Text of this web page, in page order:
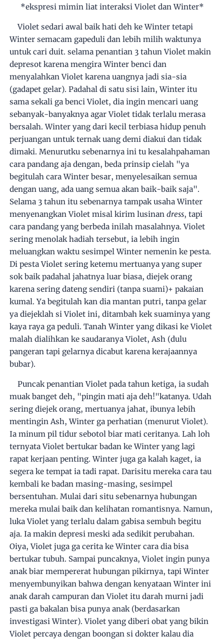
*ekspresi mimin liat interaksi Violet dan Winter*
Violet sedari awal baik hati deh ke Winter tetapi
Winter semacam gapeduli dan lebih milih waktunya
untuk cari duit. selama penantian 3 tahun Violet makin
depresot karena mengira Winter benci dan
menyalahkan Violet karena uangnya jadi sia-sia
(gadapet gelar). Padahal di satu sisi lain, Winter itu
sama sekali ga benci Violet, dia ingin mencari uang
sebanyak-banyaknya agar Violet tidak terlalu merasa
bersalah. Winter yang dari kecil terbiasa hidup penuh
perjuangan untuk ternak uang demi diakui dan tidak
dimaki. Menurutku sebenarnya ini tu kesalahpahaman
cara pandang aja dengan, beda prinsip cielah "ya
begitulah cara Winter besar, menyelesaikan semua
dengan uang, ada uang semua akan baik-baik saja".
Selama 3 tahun itu sebenarnya tampak usaha Winter
menyenangkan Violet misal kirim lusinandress, tapi
cara pandang yang berbeda inilah masalahnya. Violet
sering menolak hadiah tersebut, ia lebih ingin
meluangkan waktu sesimpel Winter nemenin ke pesta.
Di pesta Violet sering ketemu mertuanya yang super
sok baik padahal jahatnya luar biasa, diejek orang
karena sering dateng sendiri (tanpa suami)+ pakaian
kumal. Ya begitulah kan dia mantan putri, tanpa gelar
ya diejeklah si Violet ini, ditambah kek suaminya yang
kaya raya ga peduli. Tanah Winter yang dikasi ke Violet
malah dialihkan ke saudaranya Violet, Ash (dulu
pangeran tapi gelarnya dicabut karena kerajaannya
bubar).
Puncak penantian Violet pada tahun ketiga, ia sudah
muak banget deh, "pingin mati aja deh!"katanya. Udah
sering diejek orang, mertuanya jahat, ibunya lebih
mentingin Ash, Winter ga perhatian (menurut Violet).
Ia minum pil tidursebotol biar mati ceritanya. Lah loh
ternyata Violet bertukar badan ke Winter yang lagi
rapat kerjaan penting. Winter juga ga kalah kaget, ia
segera ke tempat ia tadi rapat. Darisitu mereka cara tau
kembali ke badan masing-masing, sesimpel
bersentuhan. Mulai dari situ sebenarnya hubungan
mereka mulai baik dan kelihatan romantisnya. Namun,
luka Violet yang terlalu dalam gabisa sembuh begitu
aja. Ia makin depresi meski ada sedikit perubahan.
Oiya, Violet juga ga cerita ke Winter cara dia bisa
bertukar tubuh. Sampai puncaknya, Violet ingin punya
anak biar mempererat hubungan pikirnya, tapi Winter
menyembunyikan bahwa dengan kenyataan Winter ini
anak darah campuran dan Violet itu darah murni jadi
pasti ga bakalan bisa punya anak (berdasarkan
investigasi Winter). Violet yang diberi obat yang bikin
Violet percaya dengan boongan si dokter kalau dia